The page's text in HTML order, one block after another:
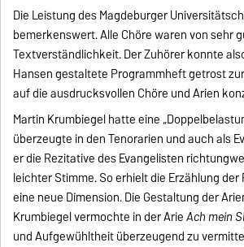
Die Leistung des Magdeburger
bemerkenswert. Alle Chöre waren von sehr
Textverständlichkeit. Der Zuhörer konnte
Hansen gestaltete Programmheft getrost
auf die ausdrucksvollen Chöre und Arien
Martin Krumbiegel hatte eine
überzeugte in den Tenorarien und auch als
er die Rezitative des Evangelisten
leichter Stimme. So erhielt die Erzählung
eine neue Dimension. Die Gestaltung der
Krumbiegel vermochte in der ArieAch mein
und Aufgewühltheit überzeugend zu